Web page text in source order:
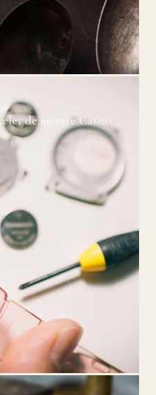
de montre Casio